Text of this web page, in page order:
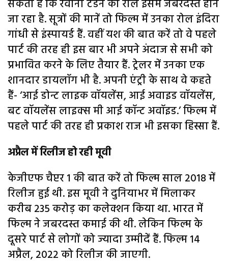
सकता है कि रवीना टंडन का रोल इसमें जबरदस्त होने
जा रहा है. सूत्रों की मानें तो फिल्म में उनका रोल इंदिरा
गांधी से इंस्पायर्ड हैं. वहीं यश की बात करें तो वे पहले
पार्ट की तरह ही इस बार भी अपने अंदाज से सभी को
प्रभावित करने के लिए तैयार हैं. ट्रेलर में उनका एक
शानदार डायलॉग भी है. अपनी एंट्री के साथ वे कहते
हैं- ‘आई डोन्ट लाइक वॉयलेंस, आई अवाइड वॉयलेंस,
बट वॉयलेंस लाइक्स मी आई कॉन्ट अवॉइड.’ फिल्म में
पहले पार्ट की तरह ही प्रकाश राज भी इसका हिस्सा हैं.
अप्रैल में रिलीज हो रही मूवी
केजीएफ चैप्टर 1 की बात करें तो फिल्म साल 2018 में
रिलीज हुई थी. इस मूवी ने दुनियाभर में मिलाकर
करीब 235 करोड़ का कलेक्शन किया था. भारत में
फिल्म ने जबरदस्त कमाई की थी. लेकिन फिल्म के
दूसरे पार्ट से लोगों को ज्यादा उम्मीदें हैं. फिल्म 14
अप्रैल, 2022 को रिलीज की जाएगी.